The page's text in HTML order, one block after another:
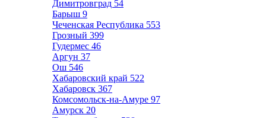
Димитровград 54
Барыш 9
Чеченская Республика 553
Грозный 399
Гудермес 46
Аргун 37
Ош 546
Хабаровский край 522
Хабаровск 367
Комсомольск-на-Амуре 97
Амурск 20